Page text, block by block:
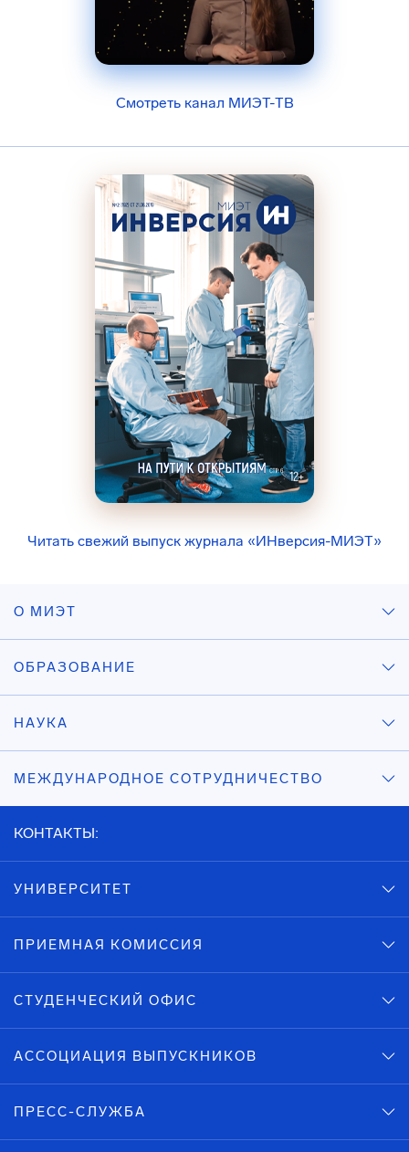
Смотреть канал МИЭТ-ТВ
Читать свежий выпуск журнала «ИНверсия-МИЭТ»
О МИЭТ
ОБРАЗОВАНИЕ
НАУКА
МЕЖДУНАРОДНОЕ СОТРУДНИЧЕСТВО
КОНТАКТЫ:
УНИВЕРСИТЕТ
ПРИЕМНАЯ КОМИССИЯ
СТУДЕНЧЕСКИЙ ОФИС
АССОЦИАЦИЯ ВЫПУСКНИКОВ
ПРЕСС-СЛУЖБА